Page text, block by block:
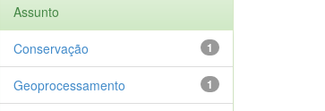
Assunto
1
Conservação
1
Geoprocessamento